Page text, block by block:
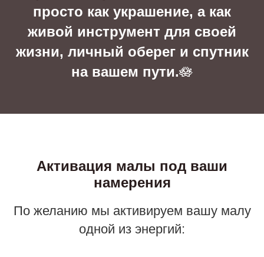
просто как украшение, а как
живой инструмент для своей
жизни, личный оберег и спутник
на вашем пути.🪷
Активация малы под ваши
намерения
По желанию мы активируем вашу малу
одной из энергий: